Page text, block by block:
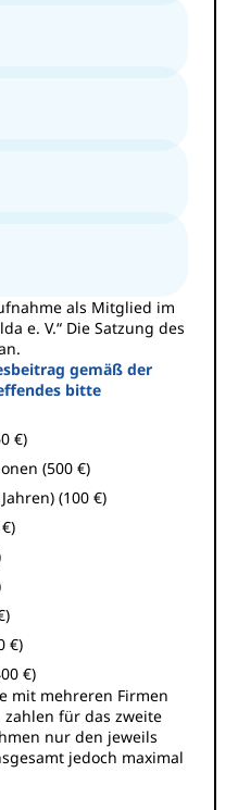
als Mitglied im
e. V.“ Die Satzung des
gemäß der
bitte
€)
(500 €)
(100 €)
€)
€)
mit mehreren Firmen
für das zweite
nur den jeweils
jedoch maximal